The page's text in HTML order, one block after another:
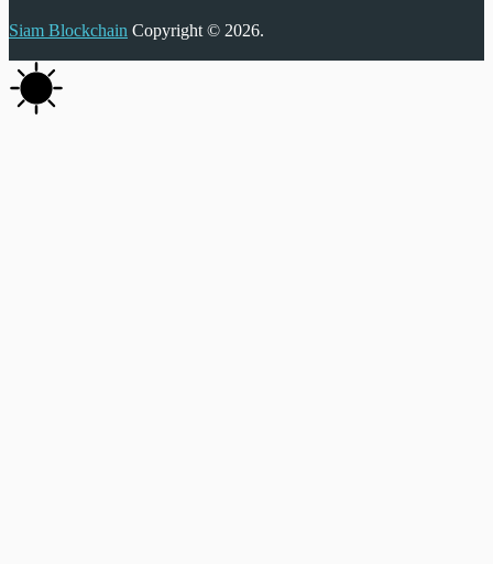
Siam Blockchain Copyright © 2026.